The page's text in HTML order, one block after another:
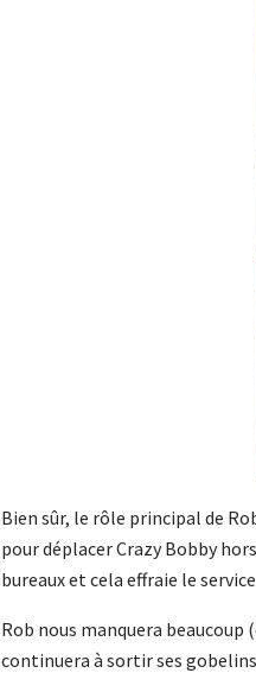
Bien sûr, le rôle principal de
pour déplacer Crazy Bobby
bureaux et cela effraie le
Rob nous manquera
continuera à sortir ses